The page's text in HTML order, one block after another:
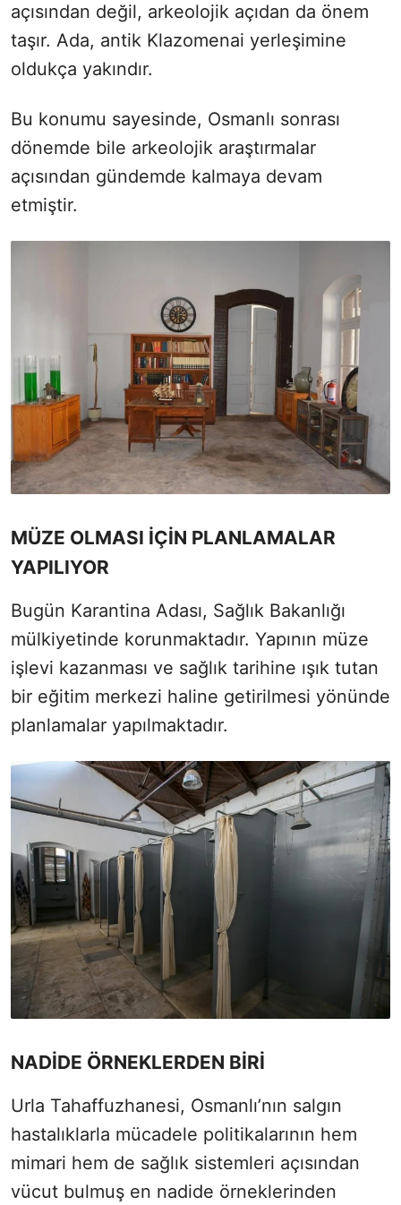
açısından değil, arkeolojik açıdan da önem
taşır. Ada, antik Klazomenai yerleşimine
oldukça yakındır.
Bu konumu sayesinde, Osmanlı sonrası
dönemde bile arkeolojik araştırmalar
açısından gündemde kalmaya devam
etmiştir.
MÜZE OLMASI İÇİN PLANLAMALAR
YAPILIYOR
Bugün Karantina Adası, Sağlık Bakanlığı
mülkiyetinde korunmaktadır. Yapının müze
işlevi kazanması ve sağlık tarihine ışık tutan
bir eğitim merkezi haline getirilmesi yönünde
planlamalar yapılmaktadır.
NADİDE ÖRNEKLERDEN BİRİ
Urla Tahaffuzhanesi, Osmanlı’nın salgın
hastalıklarla mücadele politikalarının hem
mimari hem de sağlık sistemleri açısından
vücut bulmuş en nadide örneklerinden